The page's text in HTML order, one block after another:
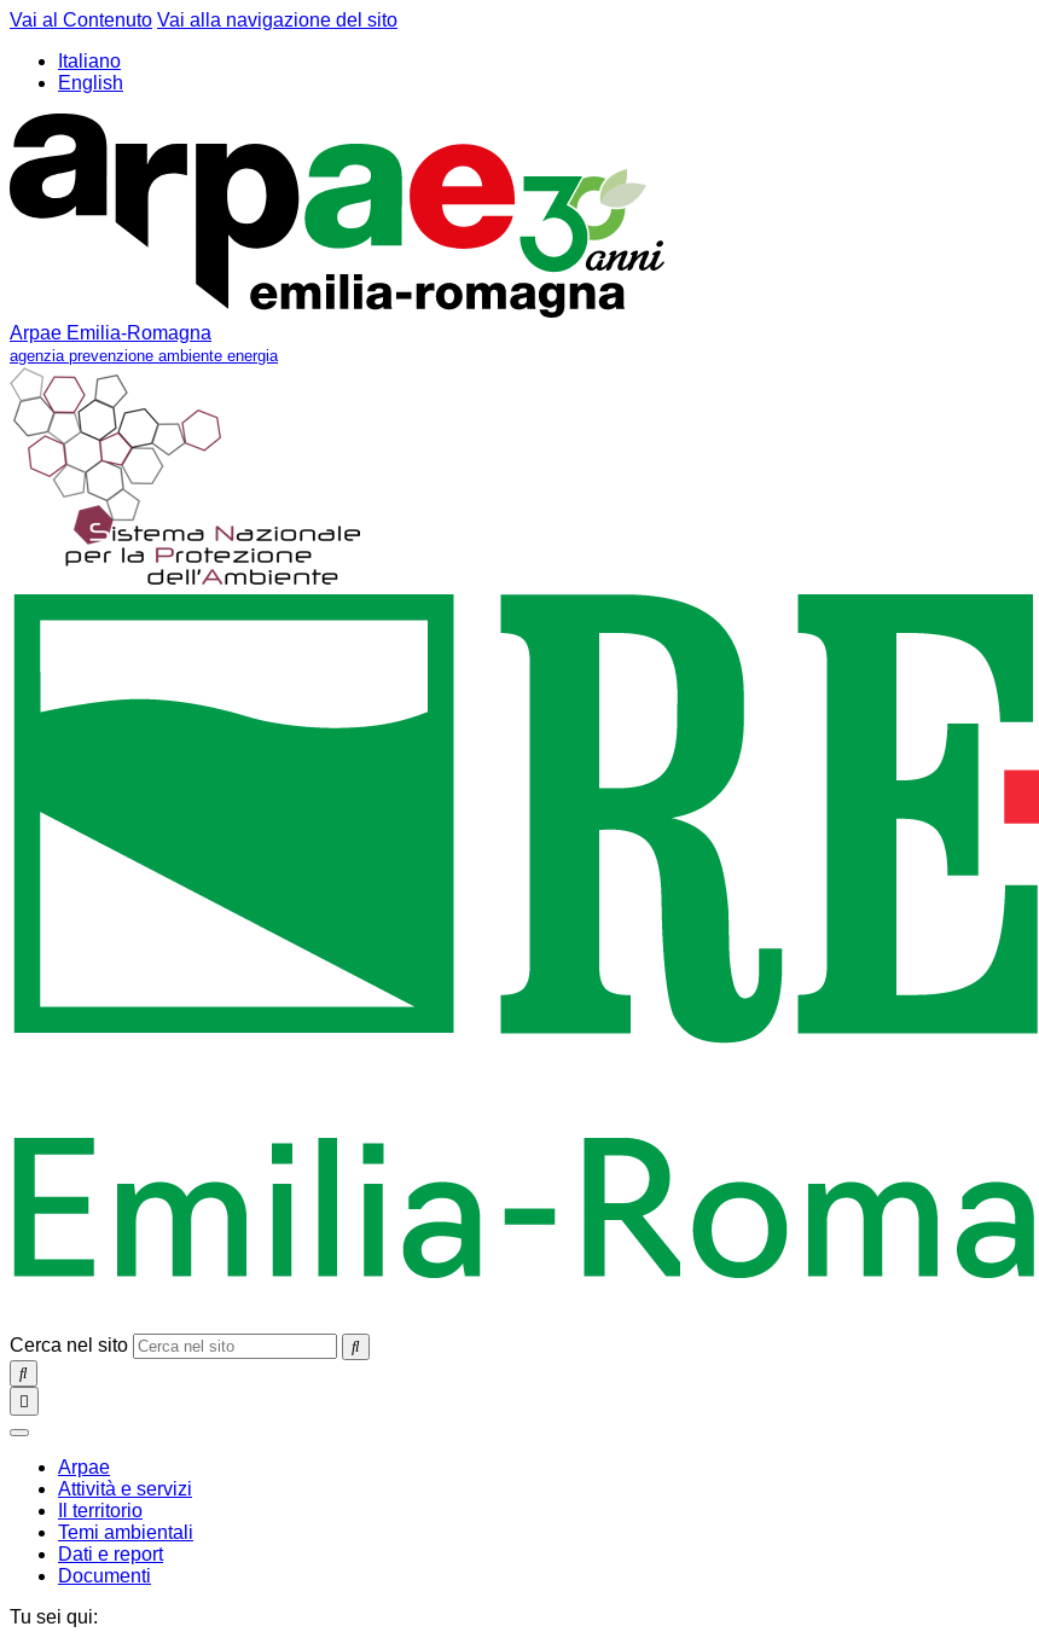
Vai al Contenuto Vai alla navigazione del sito
Italiano
English
Arpae Emilia-Romagna
agenzia prevenzione ambiente energia
Cerca nel sito
SEARCH
Toggle
navigation
chiudi
Arpae
Attività e servizi
Il territorio
Temi ambientali
Dati e report
Documenti
Tu sei qui: